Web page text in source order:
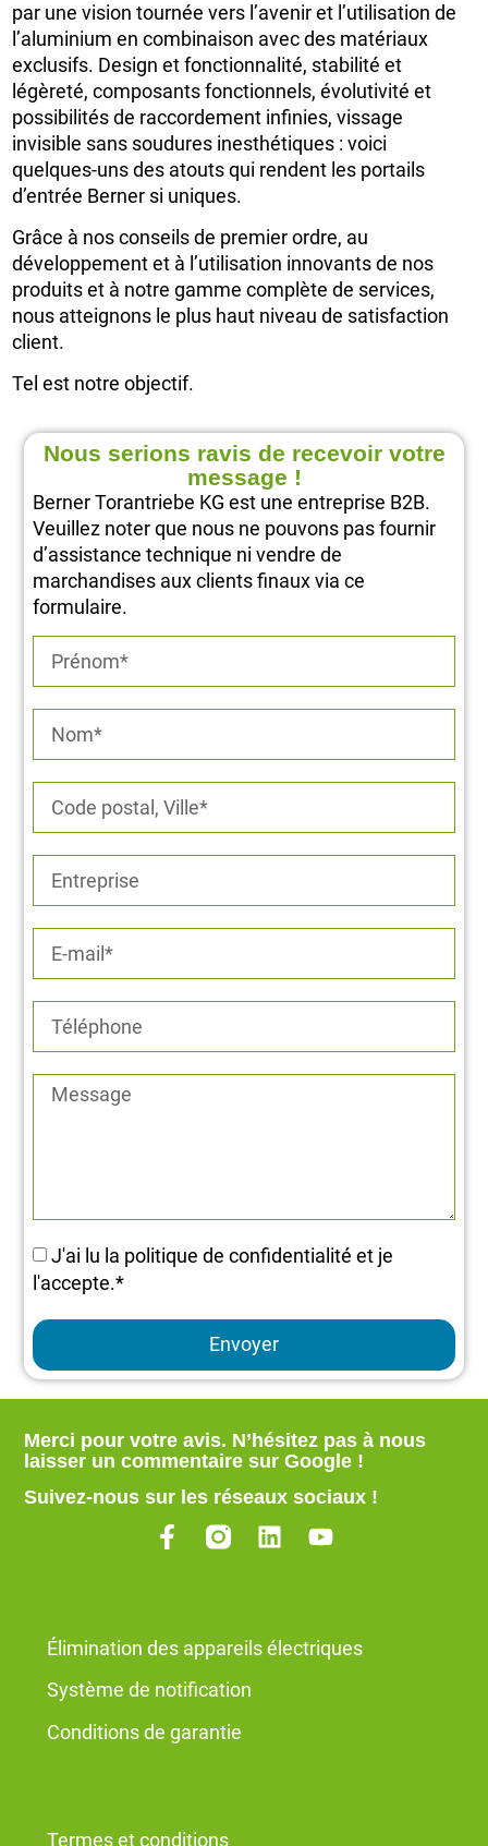
par une vision tournée vers l’avenir et l’utilisation de
l’aluminium en combinaison avec des matériaux
exclusifs. Design et fonctionnalité, stabilité et
légèreté, composants fonctionnels, évolutivité et
possibilités de raccordement infinies, vissage
invisible sans soudures inesthétiques : voici
quelques-uns des atouts qui rendent les portails
d’entrée Berner si uniques.
Grâce à nos conseils de premier ordre, au
développement et à l’utilisation innovants de nos
produits et à notre gamme complète de services,
nous atteignons le plus haut niveau de satisfaction
client.
Tel est notre objectif.
Nous serions ravis de recevoir votre
message !
Berner Torantriebe KG est une entreprise B2B.
Veuillez noter que nous ne pouvons pas fournir
d’assistance technique ni vendre de
marchandises aux clients finaux via ce
formulaire.
J'ai lu la politique de confidentialité et je
l'accepte.*
Envoyer
Merci pour votre avis. N’hésitez pas à nous
laisser un commentaire sur Google !
Suivez-nous sur les réseaux sociaux !
Élimination des appareils électriques
Système de notification
Conditions de garantie
Termes et conditions